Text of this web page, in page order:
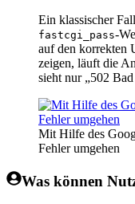
Ein klassischer
fastcgi_pass-
auf den korrekten
zeigen, läuft die
sieht nur „502
Mit Hilfe des
Fehler umgehen
Was können